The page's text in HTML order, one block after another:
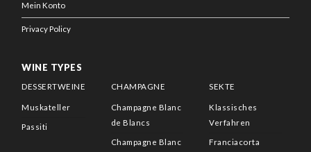
Mein Konto
Privacy Policy
WINE TYPES
DESSERTWEINE
Muskateller
Passiti
CHAMPAGNE
Champagne Blanc
de Blancs
Champagne Blanc
SEKTE
Klassisches
Verfahren
Franciacorta